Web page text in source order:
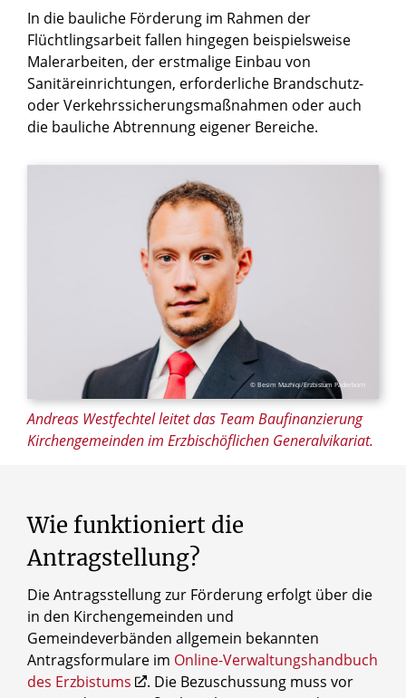
© Besim Mazhiqi/Erzbistum Paderborn
Andreas Westfechtel leitet das Team Baufinanzierung
Kirchengemeinden im Erzbischöflichen Generalvikariat.
In die bauliche Förderung im Rahmen der
Flüchtlingsarbeit fallen hingegen beispielsweise
Malerarbeiten, der erstmalige Einbau von
Sanitäreinrichtungen, erforderliche Brandschutz-
oder Verkehrssicherungsmaßnahmen oder auch
die bauliche Abtrennung eigener Bereiche.
Wie funktioniert die
Antragstellung?
Die Antragsstellung zur Förderung erfolgt über die
in den Kirchengemeinden und
Gemeindeverbänden allgemein bekannten
Antragsformulare im Online-Verwaltungshandbuch
des Erzbistums
. Die Bezuschussung muss vor